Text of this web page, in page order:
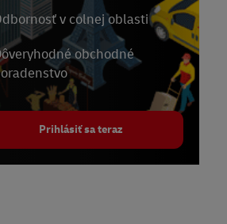
v colnej oblasti
obchodné
Prihlásiť sa teraz